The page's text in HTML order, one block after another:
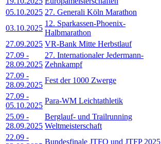
05.10.2025 27. Generali Köln Marathon
03.10.2025
12. Sparkassen-Phoenix-
Halbmarathon
27.09.2025 VR-Bank Mitte Herbstlauf
27.09 -
28.09.2025
27. Internationaler Jedermann-
Zehnkampf
27.09 -
28.09.2025
Fest der 1000 Zwerge
27.09 -
05.10.2025
Para-WM Leichtathletik
25.09 -
28.09.2025
Berglauf- und Trailrunning
Weltmeisterschaft
22.09 -
Bundesfinale JTFO und JTFP 2025